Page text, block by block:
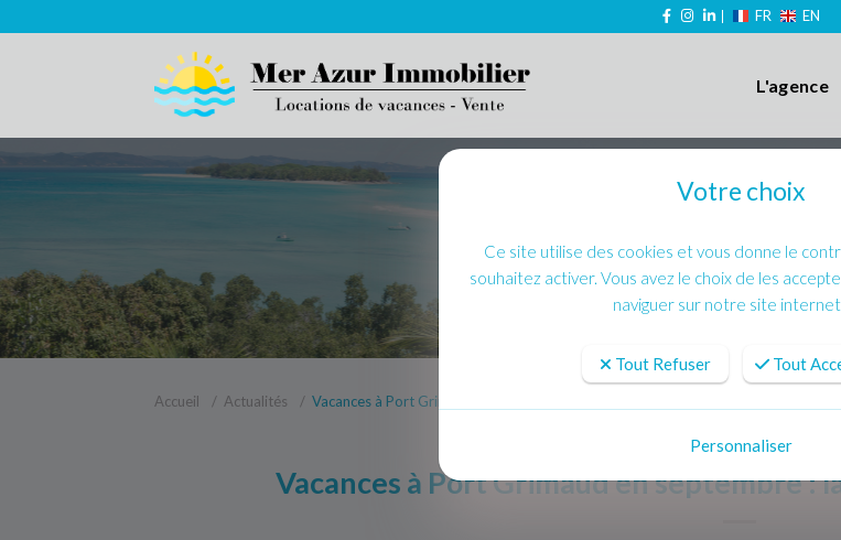
FR EN
L'agence
Accueil Actualités Vacances à Port Grimaud en septembre : la douceur de l’arrière-saison
Vacances à Port Grimaud en septembre :
Votre choix
Ce site utilise des cookies et vous donne le
souhaitez activer. Vous avez le choix de les
naviguer sur notre site
Tout Refuser Tout
Personnaliser